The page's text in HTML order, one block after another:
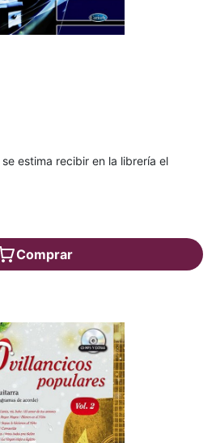
estima recibir en la librería el
Comprar